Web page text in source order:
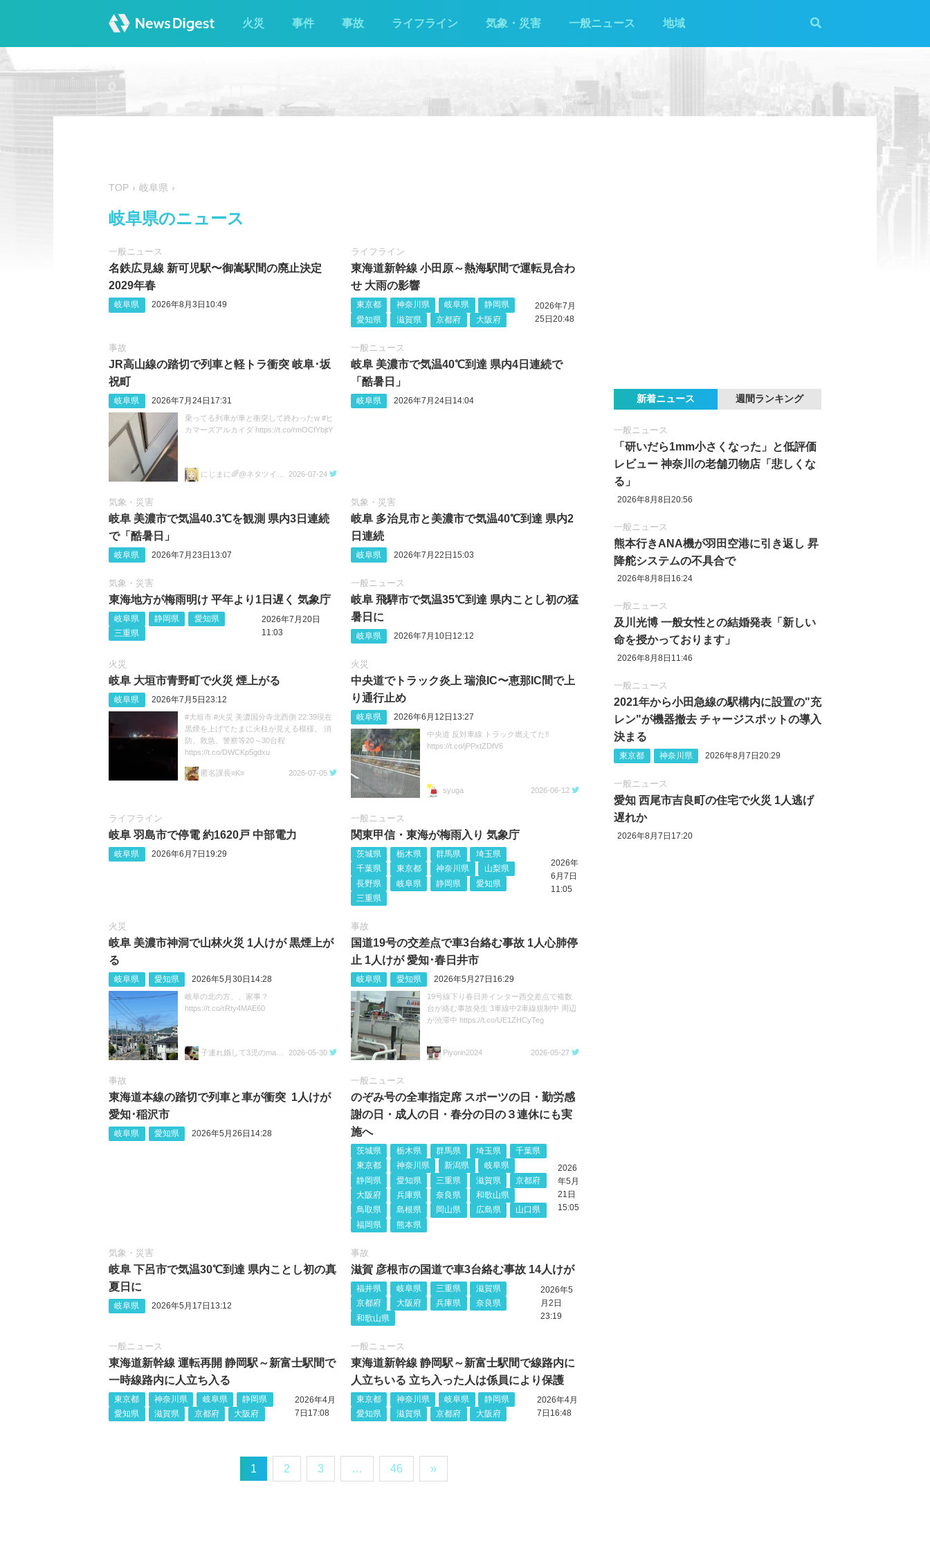
火災 事件 事故 ライフライン 気象・災害 一般ニュース 地域
TOP 岐阜県
岐阜県のニュース
一般ニュース
名鉄広見線 新可児駅〜御嵩駅間の廃止決定
2029年春
岐阜県 2026年8月3日10:49
ライフライン
東海道新幹線 小田原～熱海駅間で運転見合わ
せ 大雨の影響
東京都 神奈川県 岐阜県
静岡県
愛知県
滋賀県 京都府 大阪府
2026年7月
25日20:48
事故
JR高山線の踏切で列車と軽トラ衝突 岐阜･坂
祝町
岐阜県 2026年7月24日17:31
乗ってる列車が車と衝突して終わったw #ヒ
カマーズアルカイダ https://t.co/rmOCfYbjtY
2026-07-24
一般ニュース
岐阜 美濃市で気温40℃到達 県内4日連続で
「酷暑日」
岐阜県 2026年7月24日14:04
気象・災害
岐阜 美濃市で気温40.3℃を観測 県内3日連続
で「酷暑日」
岐阜県 2026年7月23日13:07
気象・災害
岐阜 多治見市と美濃市で気温40℃到達 県内2
日連続
岐阜県 2026年7月22日15:03
気象・災害
東海地方が梅雨明け 平年より1日遅く 気象庁
岐阜県 静岡県
愛知県
三重県
2026年7月20日
11:03
一般ニュース
岐阜 飛騨市で気温35℃到達 県内ことし初の猛
暑日に
岐阜県 2026年7月10日12:12
火災
岐阜 大垣市青野町で火災 煙上がる
岐阜県 2026年7月5日23:12
#大垣市 #火災 美濃国分寺北西側 22:39現在
黒煙を上げてたまに火柱が見える模様。 消
防、救急、警察等20～30台程
https://t.co/DWCKp5gdxu
匿名課長≡K≡ 2026-07-05
火災
中央道でトラック炎上 瑞浪IC〜恵那IC間で上
り通行止め
岐阜県 2026年6月12日13:27
中央道 反対車線 トラック燃えてた‼️
https://t.co/jPPxtZDfV6
syuga 2026-06-12
ライフライン
岐阜 羽島市で停電 約1620戸 中部電力
岐阜県 2026年6月7日19:29
一般ニュース
関東甲信・東海が梅雨入り 気象庁
茨城県 栃木県 群馬県
埼玉県
千葉県
東京都 神奈川県
山梨県
長野県
岐阜県 静岡県
愛知県
三重県
2026年
6月7日
11:05
火災
岐阜 美濃市神洞で山林火災 1人けが 黒煙上が
る
岐阜県 愛知県 2026年5月30日14:28
岐阜の北の方、、家事？
https://t.co/rRty4MAE60
2026-05-30
事故
国道19号の交差点で車3台絡む事故 1人心肺停
止 1人けが 愛知･春日井市
岐阜県 愛知県 2026年5月27日16:29
19号線下り春日井インター西交差点で複数
台が絡む事故発生 3車線中2車線規制中 周辺
が渋滞中 https://t.co/UE1ZHCyTeg
Piyorin2024 2026-05-27
事故
東海道本線の踏切で列車と車が衝突 1人けが
愛知･稲沢市
岐阜県 愛知県 2026年5月26日14:28
一般ニュース
のぞみ号の全車指定席 スポーツの日・勤労感
謝の日・成人の日・春分の日の３連休にも実
施へ
茨城県 栃木県 群馬県 埼玉県
千葉県
東京都
神奈川県 新潟県
岐阜県
静岡県
愛知県 三重県 滋賀県
京都府
大阪府
兵庫県 奈良県
和歌山県
鳥取県
島根県 岡山県 広島県
山口県
福岡県
熊本県
2026
年5月
21日
15:05
気象・災害
岐阜 下呂市で気温30℃到達 県内ことし初の真
夏日に
岐阜県 2026年5月17日13:12
事故
滋賀 彦根市の国道で車3台絡む事故 14人けが
福井県 岐阜県 三重県
滋賀県
京都府
大阪府 兵庫県
奈良県
和歌山県
2026年5
月2日
23:19
一般ニュース
東海道新幹線 運転再開 静岡駅～新富士駅間で
一時線路内に人立ち入る
東京都 神奈川県 岐阜県
静岡県
愛知県
滋賀県 京都府 大阪府
2026年4月
7日17:08
一般ニュース
東海道新幹線 静岡駅～新富士駅間で線路内に
人立ちいる 立ち入った人は係員により保護
東京都 神奈川県 岐阜県
静岡県
愛知県
滋賀県 京都府 大阪府
2026年4月
7日16:48
1 2 3 … 46 »
新着ニュース 週間ランキング
一般ニュース
「研いだら1mm小さくなった」と低評価
レビュー 神奈川の老舗刃物店「悲しくな
る」
2026年8月8日20:56
一般ニュース
熊本行きANA機が羽田空港に引き返し 昇
降舵システムの不具合で
2026年8月8日16:24
一般ニュース
及川光博 一般女性との結婚発表「新しい
命を授かっております」
2026年8月8日11:46
一般ニュース
2021年から小田急線の駅構内に設置の"充
レン"が機器撤去 チャージスポットの導入
決まる
東京都 神奈川県 2026年8月7日20:29
一般ニュース
愛知 西尾市吉良町の住宅で火災 1人逃げ
遅れか
2026年8月7日17:20